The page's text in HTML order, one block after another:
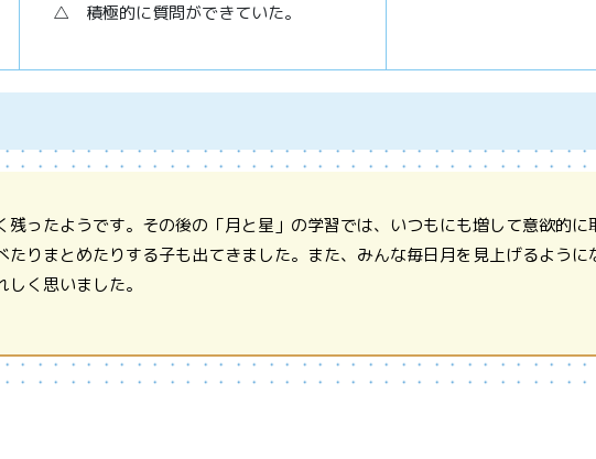
△ 積極的に質問ができていた。
ったようです。その後の「月と星」の学習では、いつもにも増して意欲的に
りまとめたりする子も出てきました。また、みんな毎日月を見上げるように
く思いました。